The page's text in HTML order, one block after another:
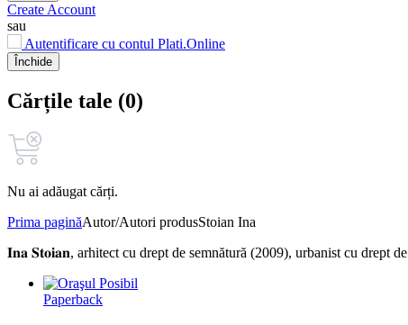
Create Account
sau
Autentificare cu contul Plati.Online
Închide
Cărțile tale (0)
Nu ai adăugat cărți.
Prima paginăAutor/Autori produsStoian Ina
𝐈𝐧𝐚 𝐒𝐭𝐨𝐢𝐚𝐧, arhitect cu drept de semnătură (2009), urbanist cu
Paperback